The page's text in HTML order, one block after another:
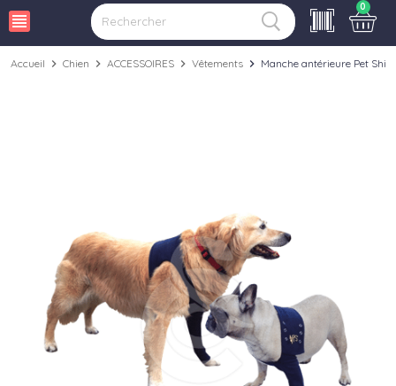
view_headline
0
Accueil chevron_right Chien chevron_right ACCESSOIRES chevron_right Vêtements chevron_right Manche antérieure Pet